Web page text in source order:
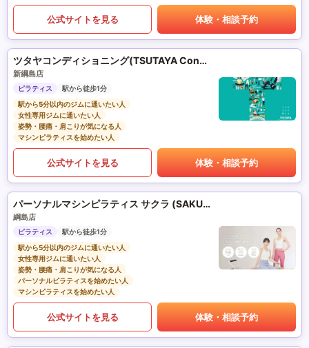
公式サイトを見る 体験・相談予約
ツタヤコンディショニング(TSUTAYA Conditioning)PILATES
新綱島店
ピラティス
駅から徒歩1分
駅から5分以内のジムに通いたい人
女性専用ジムに通いたい人
姿勢・腰痛・肩こりが気になる人
マシンピラティスを始めたい人
公式サイトを見る 体験・相談予約
パーソナルマシンピラティス サクラ (SAKURA)
綱島店
ピラティス
駅から徒歩1分
駅から5分以内のジムに通いたい人
女性専用ジムに通いたい人
姿勢・腰痛・肩こりが気になる人
パーソナルピラティスを始めたい人
マシンピラティスを始めたい人
公式サイトを見る 体験・相談予約